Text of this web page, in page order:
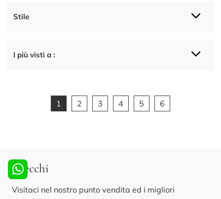
Stile
I più visti a :
1 2 3 4 5 6
Specchi
Visitaci nel nostro punto vendita ed i migliori